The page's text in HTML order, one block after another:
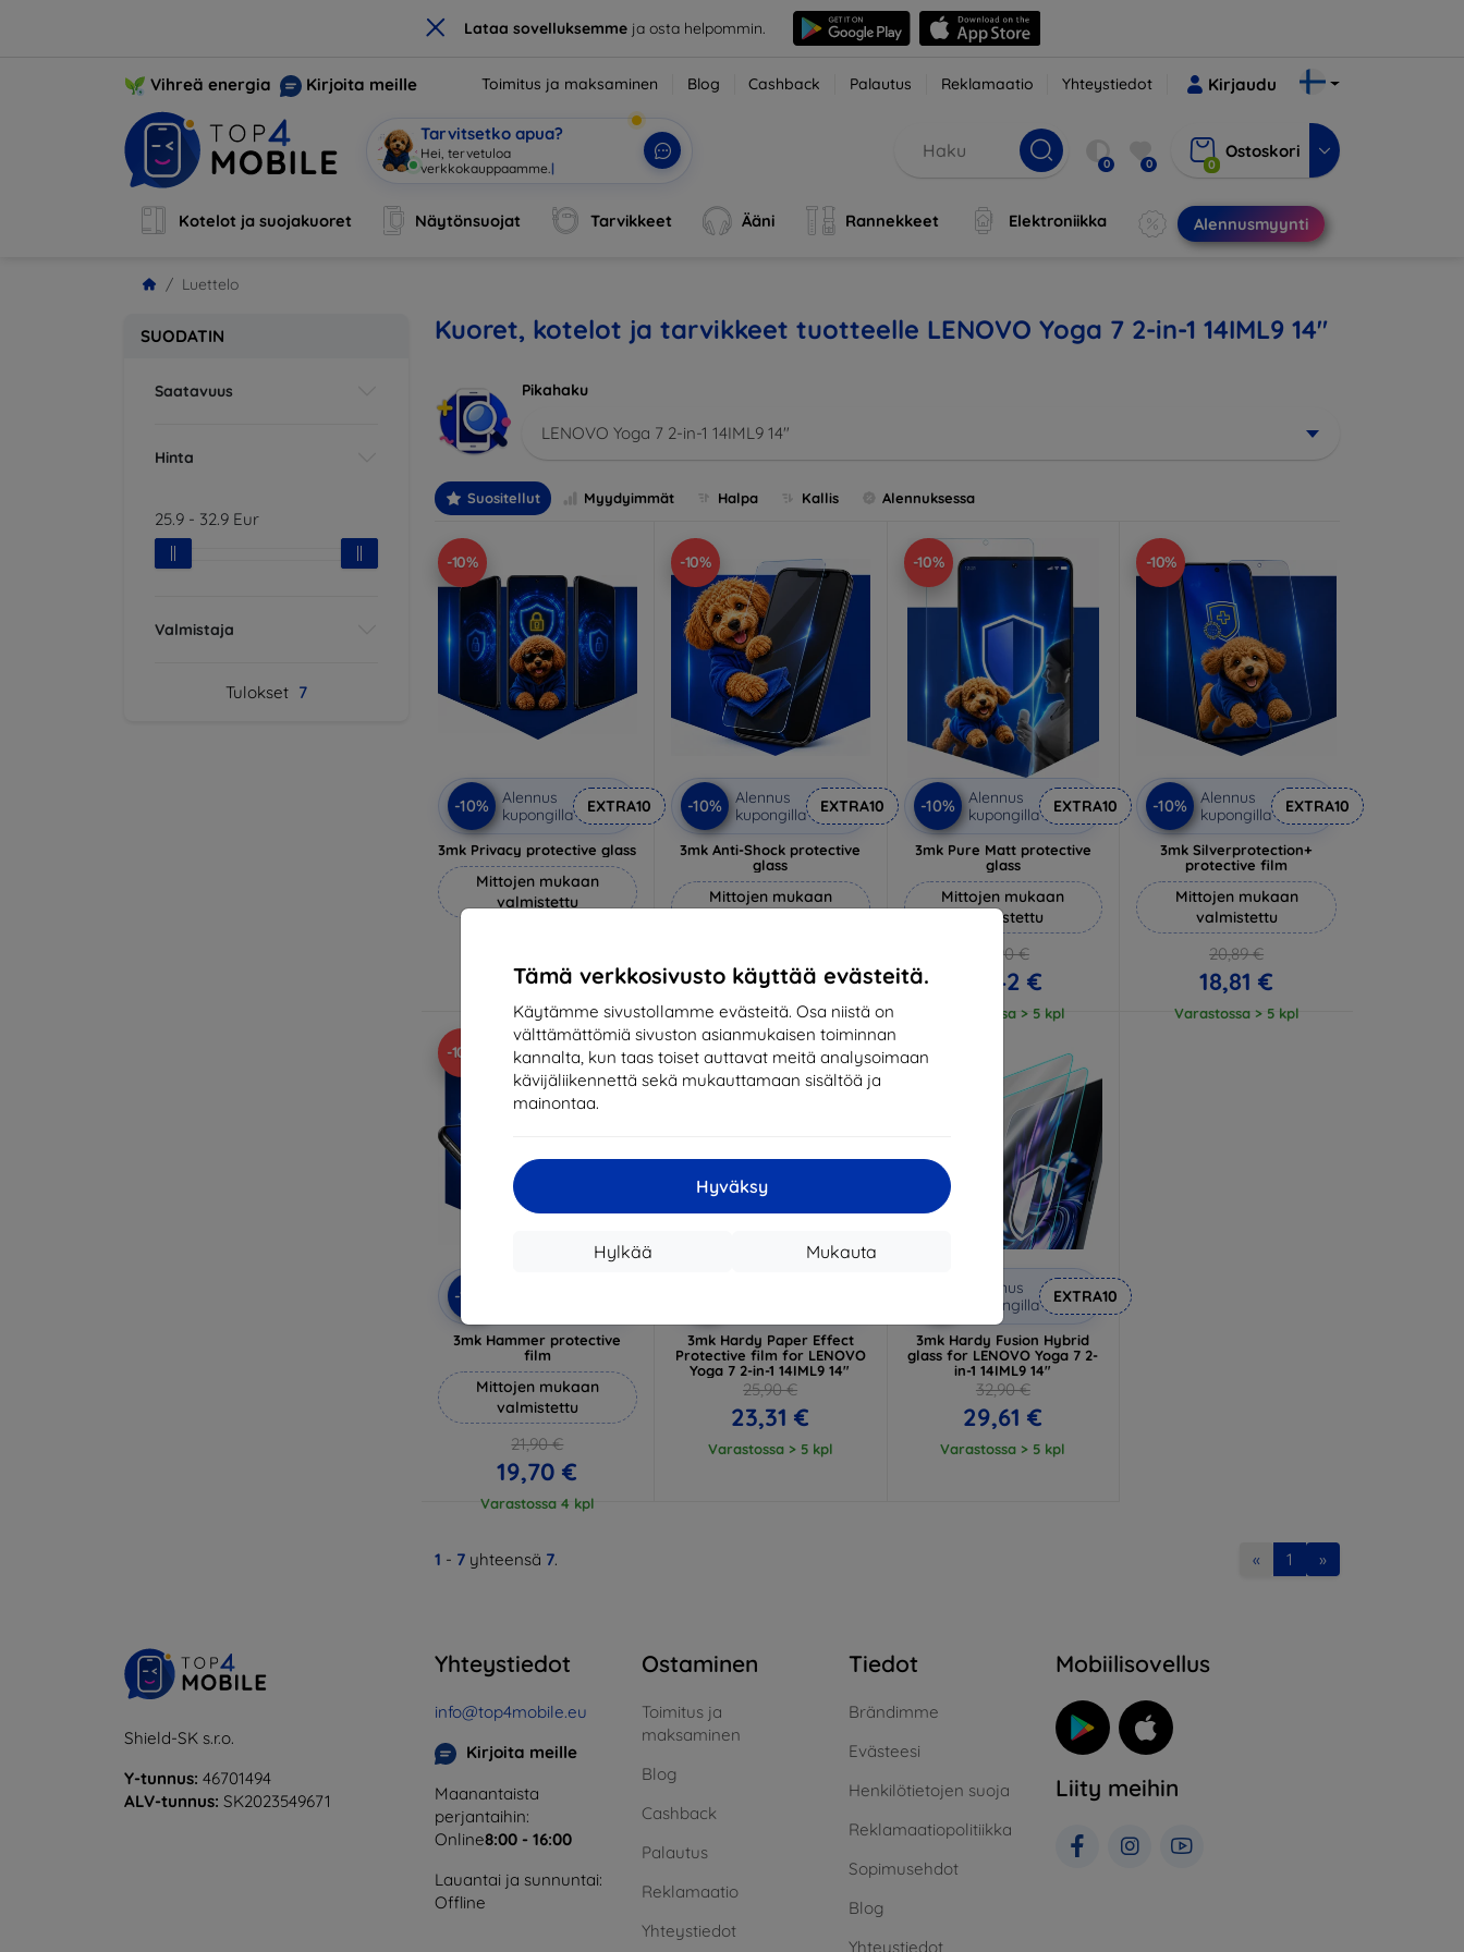
× Lataa sovelluksemmeja osta helpommin.
Tämä verkkosivusto käyttää evästeitä.
Käytämme sivustollamme evästeitä. Osa niistä on
välttämättömiä sivuston asianmukaisen toiminnan
kannalta, kun taas toiset auttavat meitä analysoimaan
kävijäliikennettä sekä mukauttamaan sisältöä ja
mainontaa.
Hyväksy
Mukauta
Hylkää
Vihreä energia Kirjoita meille Toimitus ja maksaminen Blog Cashback Palautus Reklamaatio Yhteystiedot Kirjaudu
Tarvitsetko apua?
Hei, tervetuloa verkko 0 0 0
Ostoskori
Kotelot ja suojakuoret Näytönsuojat Tarvikkeet Ääni Rannekkeet Elektroniikka Alennusmyynti
Luettelo
SUODATIN
Saatavuus
Hinta
25.9 - 32.9 Eur
Valmistaja
Tulokset 7
Kuoret, kotelot ja tarvikkeet tuotteelle LENOVO Yoga 7 2-in-1 14IML9 14"
Pikahaku
LENOVO Yoga 7 2-in-1 14IML9 14"
Suositellut Myydyimmät Halpa Kallis Alennuksessa
-10%
-10%
Alennus
kupongilla
EXTRA10
3mk Privacy protective glass
Mittojen mukaan
valmistettu
20,61 €
-10%
-10%
Alennus
kupongilla
EXTRA10
3mk Anti-Shock protective
glass
Mittojen mukaan
17,01 €
Varastossa > 5 kpl
-10%
-10%
Alennus
kupongilla
EXTRA10
3mk Pure Matt protective
glass
Mittojen mukaan
valmistettu
14,90 €
13,42 €
Varastossa > 5 kpl
-10%
-10%
Alennus
kupongilla
EXTRA10
3mk Silverprotection+
protective film
Mittojen mukaan
valmistettu
20,89 €
18,81 €
Varastossa > 5 kpl
-10%
-10%
3mk Hammer protective
film
Mittojen mukaan
valmistettu
21,90 €
19,70 €
Varastossa 4 kpl
-10%
3mk Hardy Paper Effect
Protective film for LENOVO
Yoga 7 2-in-1 14IML9 14"
25,90 €
23,31 €
Varastossa > 5 kpl
-10%
Alennus
kupongilla
EXTRA10
3mk Hardy Fusion Hybrid
glass for LENOVO Yoga 7 2-
in-1 14IML9 14"
32,90 €
29,61 €
Varastossa > 5 kpl
1 - 7 yhteensä 7. « 1 »
Shield-SK s.r.o.
Y-tunnus: 46701494
ALV-tunnus: SK2023549671
Yhteystiedot
info@top4mobile.eu
Kirjoita meille
Maanantaista
perjantaihin:
Online8:00 - 16:00
Lauantai ja sunnuntai:
Offline
Ostaminen
Toimitus ja
maksaminen
Blog
Cashback
Palautus
Reklamaatio
Yhteystiedot
Tiedot
Brändimme
Evästeesi
Henkilötietojen suoja
Reklamaatiopolitiikka
Sopimusehdot
Blog
Yhteystiedot
Mobiilisovellus
Liity meihin